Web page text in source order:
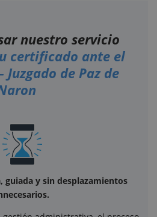
nuestro servicio
certificado ante el
de Paz de
guiada y sin desplazamientos